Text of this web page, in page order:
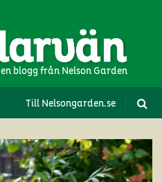
en blogg från Nelson Garden
Till Nelsongarden.se